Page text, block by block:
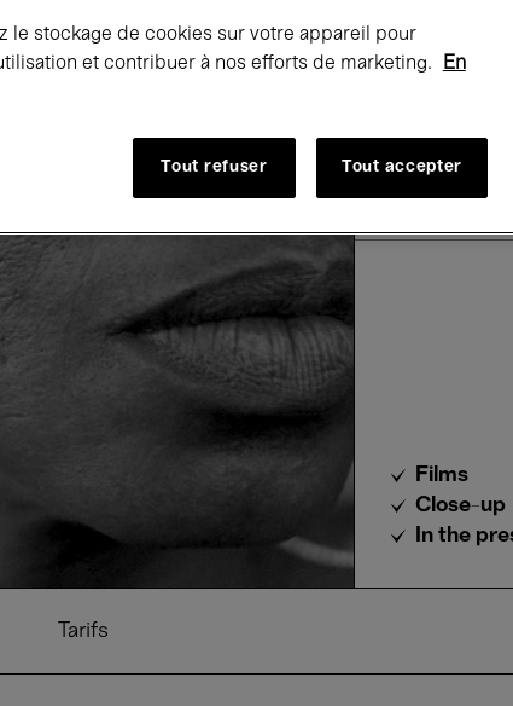
Films
Close-up
In the
Tarifs
le stockage de cookies sur votre appareil pour
et contribuer à nos efforts de marketing.
En
Tout refuser Tout accepter